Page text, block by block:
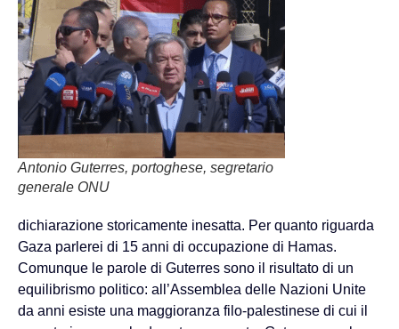
Antonio Guterres, portoghese, segretario
generale ONU
dichiarazione storicamente inesatta. Per quanto riguarda
Gaza parlerei di 15 anni di occupazione di Hamas.
Comunque le parole di Guterres sono il risultato di un
equilibrismo politico: all’Assemblea delle Nazioni Unite
da anni esiste una maggioranza filo-palestinese di cui il